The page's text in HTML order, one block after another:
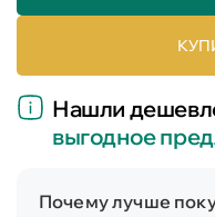
Нашли
выгодное
Почему лучше